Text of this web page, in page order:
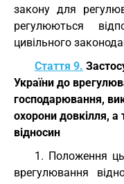
закону для
регулюються
цивільного
Стаття 9.
України до
господарювання,
охорони довкілля,
відносин
1. Положення
врегулювання